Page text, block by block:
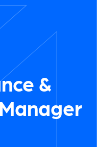
&